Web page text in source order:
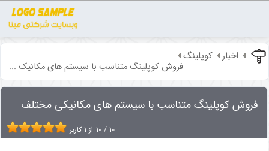
اخبار کوپلینگ
فروش کوپلینگ متناسب با سیستم‌ های مکانیک ...
فروش کوپلینگ متناسب با سیستم‌ های مکانیکی مختلف
10 / 10 از 1 کاربر